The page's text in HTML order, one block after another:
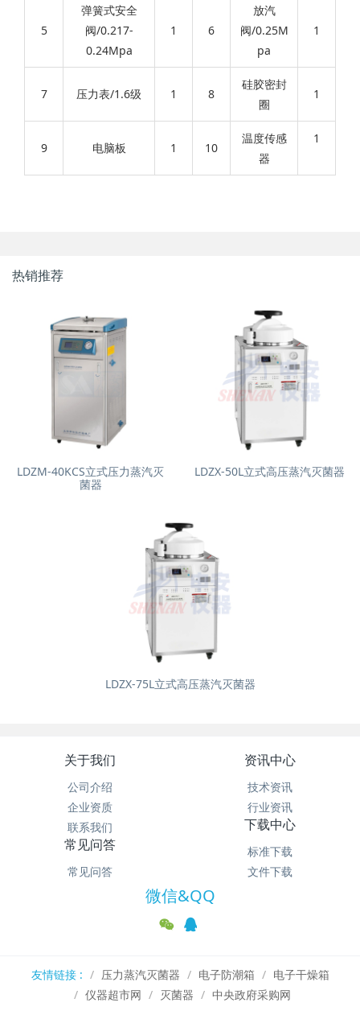
5
弹簧式安全
阀/0.217-
0.24Mpa
1 6
放汽
阀/0.25M
pa
1
7 压力表/1.6级 1 8
硅胶密封
圈
1
9 电脑板 1 10
温度传感
器
1
热销推荐
LDZM-40KCS立式压力蒸汽灭
菌器
LDZX-50L立式高压蒸汽灭菌器
LDZX-75L立式高压蒸汽灭菌器
关于我们
公司介绍
企业资质
联系我们
资讯中心
技术资讯
行业资讯
下载中心
标准下载
文件下载
常见问答
常见问答
微信&QQ
友情链接 : 压力蒸汽灭菌器 电子防潮箱
电子干燥箱
仪器超市网
灭菌器 中央政府采购网